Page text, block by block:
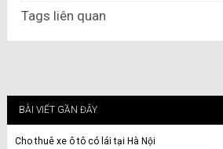
Tags liên quan
BÀI VIẾT GẦN ĐÂY
Cho thuê xe ô tô có lái tại Hà Nội